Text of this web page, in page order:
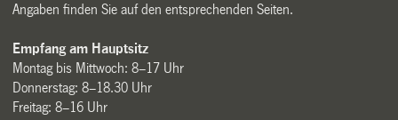
Angaben finden Sie auf den entsprechenden Seiten.
Empfang am Hauptsitz
Montag bis Mittwoch: 8–17 Uhr
Donnerstag: 8–18.30 Uhr
Freitag: 8–16 Uhr